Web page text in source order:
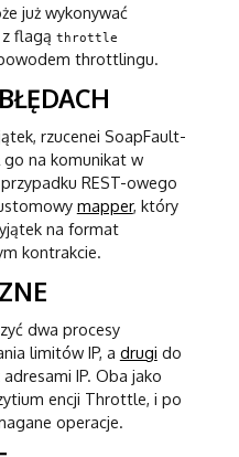
już wykonywać
z flagą throttle
throttlingu.
rzucenei SoapFault-
go na komunikat w
REST-owego
mapper, który
na format
kontrakcie.
dwa procesy
limitów IP, a drugi do
IP. Oba jako
encji Throttle, i po
operacje.